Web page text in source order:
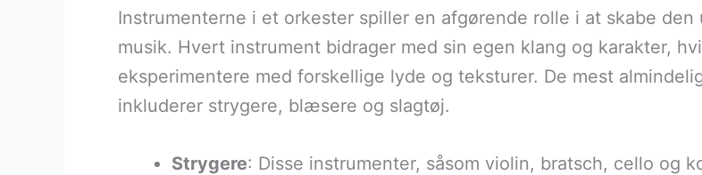
Instrumenterne i et orkester spiller en afgørende rolle i at skabe
musik. Hvert instrument bidrager med sin egen klang og karakter,
eksperimentere med forskellige lyde og teksturer. De mest
inkluderer strygere, blæsere og slagtøj.
Strygere: Disse instrumenter, såsom violin, bratsch, cello og